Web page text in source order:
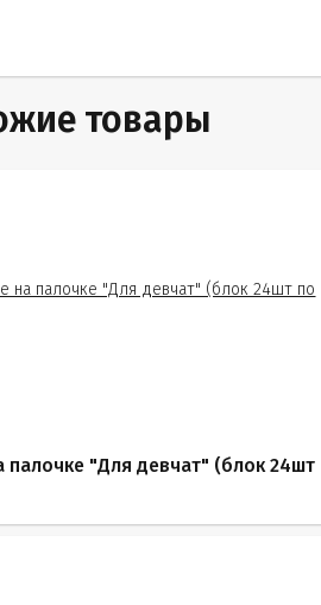
товары
палочке "Для девчат" (блок 24шт